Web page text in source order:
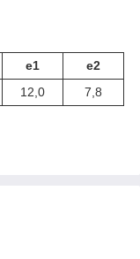
e1
e2
12,0 7,8